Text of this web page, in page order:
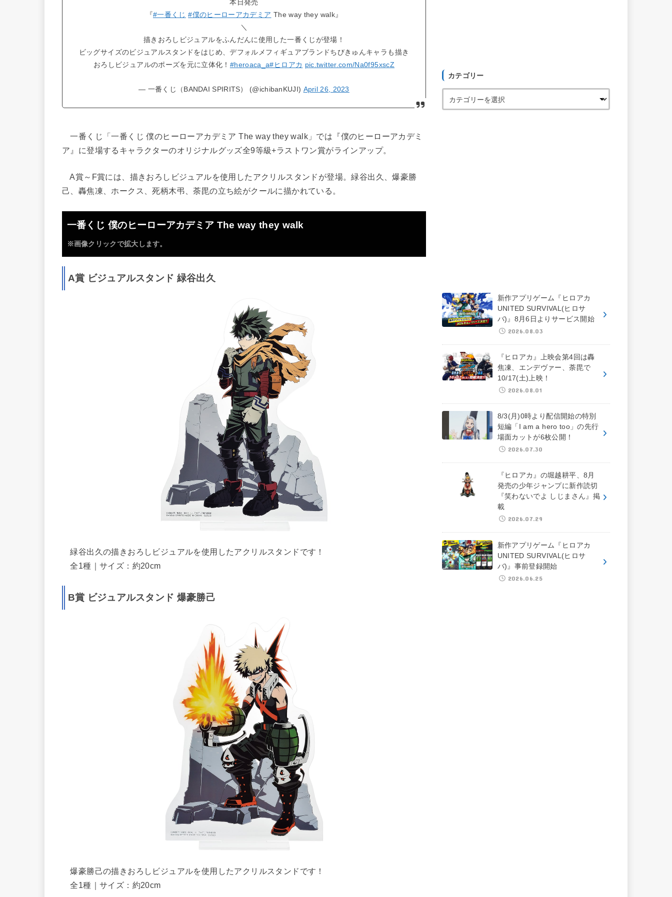
本日発売
『#一番くじ #僕のヒーローアカデミア The way they walk』
＼
描きおろしビジュアルをふんだんに使用した一番くじが登場！
ビッグサイズのビジュアルスタンドをはじめ、デフォルメフィギュアブランドちびきゅんキャラも描き
おろしビジュアルのポーズを元に立体化！ #heroaca_a#ヒロアカ pic.twitter.com/Na0f95xscZ
— 一番くじ（BANDAI SPIRITS） (@ichibanKUJI) April 26, 2023
一番くじ「一番くじ 僕のヒーローアカデミア The way they walk」では『僕のヒーローアカデミ
ア』に登場するキャラクターのオリジナルグッズ全9等級+ラストワン賞がラインアップ。
A賞～F賞には、描きおろしビジュアルを使用したアクリルスタンドが登場。緑谷出久、爆豪勝
己、轟焦凍、ホークス、死柄木弔、荼毘の立ち絵がクールに描かれている。
一番くじ 僕のヒーローアカデミア The way they walk
※画像クリックで拡大します。
A賞 ビジュアルスタンド 緑谷出久
緑谷出久の描きおろしビジュアルを使用したアクリルスタンドです！
全1種｜サイズ：約20cm
B賞 ビジュアルスタンド 爆豪勝己
爆豪勝己の描きおろしビジュアルを使用したアクリルスタンドです！
全1種｜サイズ：約20cm
カテゴリー
新作アプリゲーム『ヒロアカ
UNITED SURVIVAL(ヒロサ
バ)』8月6日よりサービス開始
2026.08.03
『ヒロアカ』上映会第4回は轟
焦凍、エンデヴァー、荼毘で
10/17(土)上映！
2026.08.01
8/3(月)0時より配信開始の特別
短編「I am a hero too」の先行
場面カットが6枚公開！
2026.07.30
『ヒロアカ』の堀越耕平、8月
発売の少年ジャンプに新作読切
『笑わないでよ しじまさん』掲
載
2026.07.29
新作アプリゲーム『ヒロアカ
UNITED SURVIVAL(ヒロサ
バ)』事前登録開始
2026.06.25